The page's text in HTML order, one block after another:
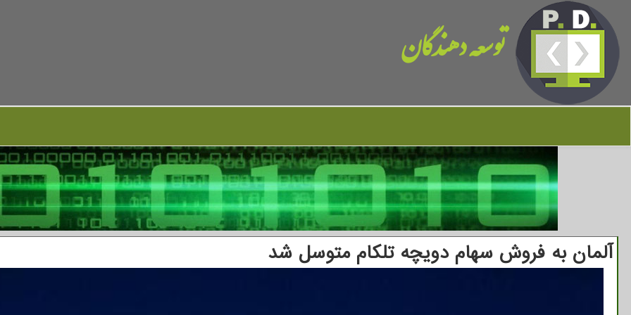
توسعه دهندگان
آلمان به فروش سهام دویچه تلکام متوسل شد